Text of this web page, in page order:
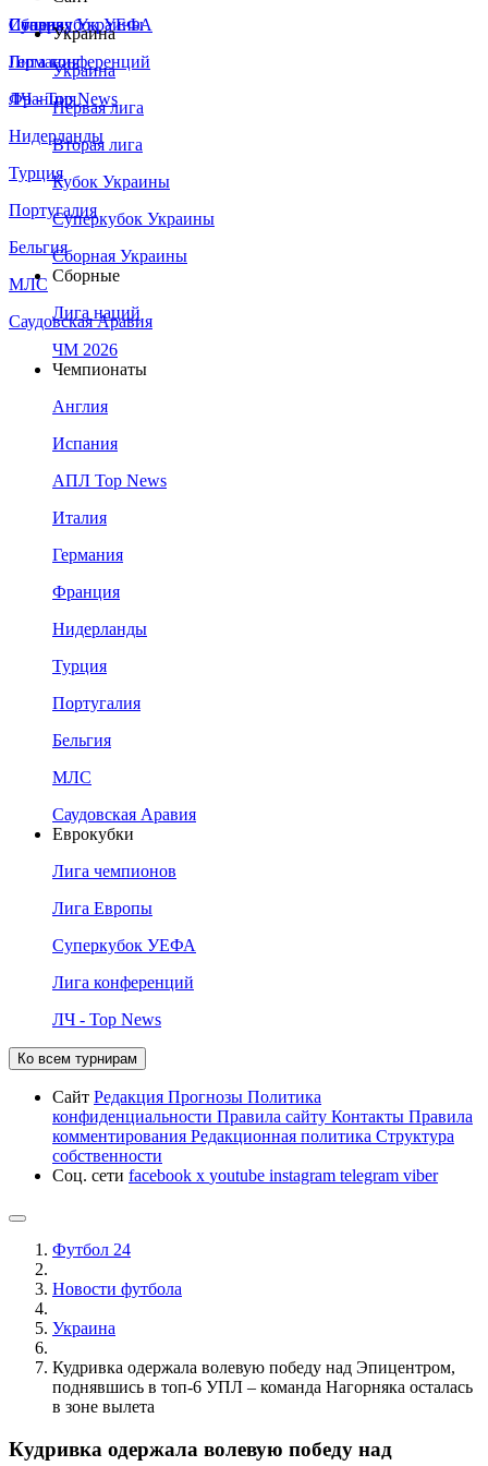
Сборная Украины
Италия
Германия
Франция
Нидерланды
Турция
Португалия
Бельгия
МЛС
Саудовская Аравия
Суперкубок УЕФА
Лига конференций
ЛЧ - Top News
Украина
Украина
Первая лига
Вторая лига
Кубок Украины
Суперкубок Украины
Сборная Украины
Сборные
Лига наций
ЧМ 2026
Чемпионаты
Англия
Испания
АПЛ Top News
Италия
Германия
Франция
Нидерланды
Турция
Португалия
Бельгия
МЛС
Саудовская Аравия
Еврокубки
Лига чемпионов
Лига Европы
Суперкубок УЕФА
Лига конференций
ЛЧ - Top News
Ко всем турнирам
Сайт Редакция Прогнозы Политика
конфиденциальности Правила сайту Контакты Правила
комментирования Редакционная политика Структура
собственности
Соц. сети facebook x youtube instagram telegram viber
Футбол 24
Новости футбола
Украина
Кудривка одержала волевую победу над Эпицентром,
поднявшись в топ-6 УПЛ – команда Нагорняка осталась
в зоне вылета
Кудривка одержала волевую победу над